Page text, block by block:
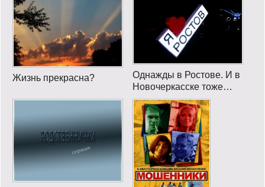
Жизнь прекрасна?
Однажды в Ростове. И в
Новочеркасске тоже…